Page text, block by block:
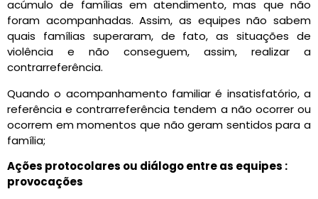
acúmulo de famílias em atendimento, mas que não
foram acompanhadas. Assim, as equipes não sabem
quais famílias superaram, de fato, as situações de
violência e não conseguem, assim, realizar a
contrarreferência.
Quando o acompanhamento familiar é insatisfatório, a
referência e contrarreferência tendem a não ocorrer ou
ocorrem em momentos que não geram sentidos para a
família;
Ações protocolares ou diálogo entre as equipes :
provocações